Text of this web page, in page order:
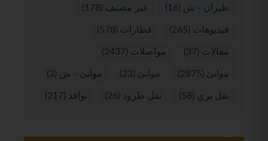
طيران - ش (16) غير مصنف (178)
فيديوهات (265) قطارات (578)
مقالات (37) مواصلات (2437)
موانئ (2875) موانئ (23) موانئ - ش (3)
نقل بري (58) نقل طرود (26) نوافذ (217)